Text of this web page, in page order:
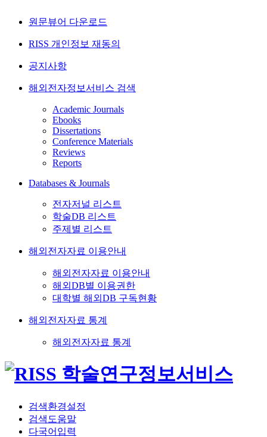
원문뷰어 다운로드
RISS 개인정보 재동의
공지사항
해외전자정보서비스 검색
Academic Journals
Ebooks
Dissertations
Conference Materials
Reviews
Reports
Databases & Journals
전자저널 리스트
학술DB 리스트
주제별 리스트
해외전자자료 이용안내
해외전자자료 이용안내
해외DB별 이용권한
대학별 해외DB 구독현황
해외전자자료 통계
해외전자자료 통계
검색환경설정
검색도움말
다국어입력